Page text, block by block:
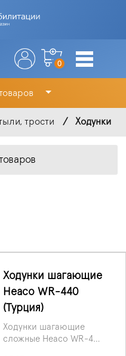
0
трости Ходунки
Ходунки шагающие
Heaco WR-440
(Турция)
Ходунки шагающие
сложные Heaco WR-440